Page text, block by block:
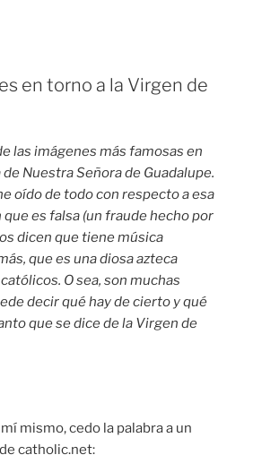
en torno a la Virgen de
las imágenes más famosas en
Nuestra Señora de Guadalupe.
oído de todo con respecto a esa
es falsa (un fraude hecho por
dicen que tiene música
que es una diosa azteca
O sea, son muchas
decir qué hay de cierto y qué
que se dice de la Virgen de
mismo, cedo la palabra a un
catholic.net: